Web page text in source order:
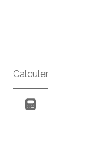
Calculer